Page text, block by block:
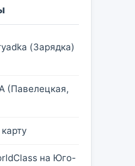
(Зарядка)
(Павелецкая,
на Юго-